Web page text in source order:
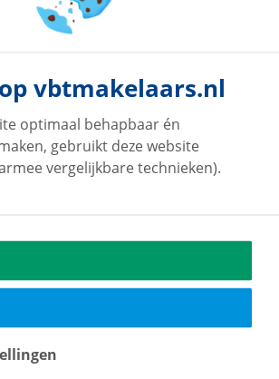
vbtmakelaars.nl
optimaal behapbaar én
gebruikt deze website
vergelijkbare technieken).